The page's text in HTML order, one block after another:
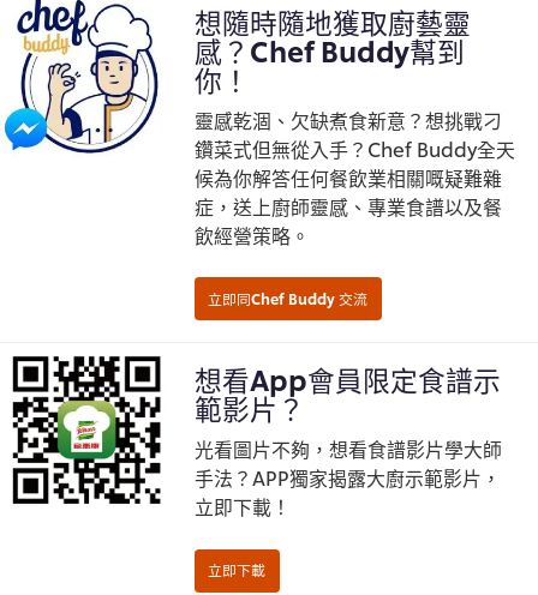
想隨時隨地獲取廚藝靈
感？Chef Buddy幫到
你！
靈感乾涸、欠缺煮食新意？想挑戰刁
鑽菜式但無從入手？Chef Buddy全天
候為你解答任何餐飲業相關嘅疑難雜
症，送上廚師靈感、專業食譜以及餐
飲經營策略。
想看App會員限定食譜示
範影片？
光看圖片不夠，想看食譜影片學大師
手法？APP獨家揭露大廚示範影片，
立即下載！